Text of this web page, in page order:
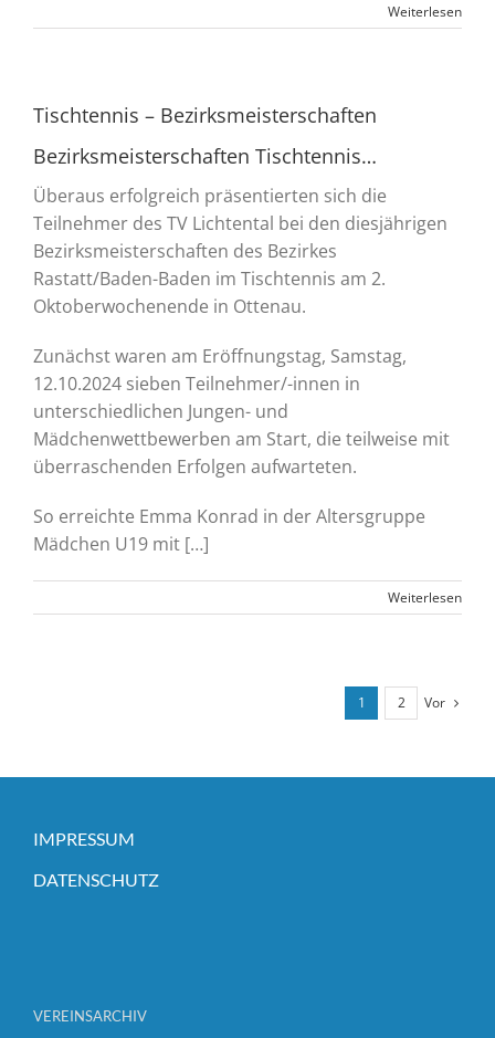
Weiterlesen
Tischtennis – Bezirksmeisterschaften
Bezirksmeisterschaften Tischtennis…
Überaus erfolgreich präsentierten sich die
Teilnehmer des TV Lichtental bei den diesjährigen
Bezirksmeisterschaften des Bezirkes
Rastatt/Baden-Baden im Tischtennis am 2.
Oktoberwochenende in Ottenau.
Zunächst waren am Eröffnungstag, Samstag,
12.10.2024 sieben Teilnehmer/-innen in
unterschiedlichen Jungen- und
Mädchenwettbewerben am Start, die teilweise mit
überraschenden Erfolgen aufwarteten.
So erreichte Emma Konrad in der Altersgruppe
Mädchen U19 mit […]
Weiterlesen
1 2 Vor
IMPRESSUM
DATENSCHUTZ
VEREINSARCHIV